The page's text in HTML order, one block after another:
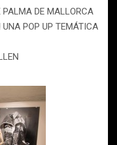
PALMA DE MALLORCA
POP UP TEMÁTICA